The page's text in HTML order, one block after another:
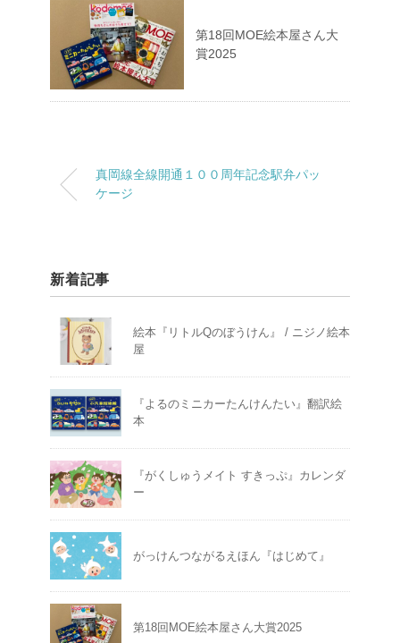
第18回MOE絵本屋さん大
賞2025
真岡線全線開通１００周年記念駅弁パッ
ケージ
新着記事
絵本『リトルQのぼうけん』 / ニジノ絵本
屋
『よるのミニカーたんけんたい』翻訳絵
本
『がくしゅうメイト すきっぷ』カレンダ
ー
がっけんつながるえほん『はじめて』
第18回MOE絵本屋さん大賞2025